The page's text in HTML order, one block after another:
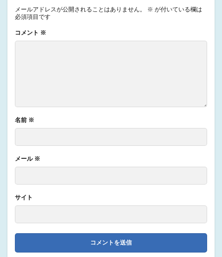
メールアドレスが公開されることはありません。 ※ が付いている欄は
必須項目です
コメント ※
名前 ※
メール ※
サイト